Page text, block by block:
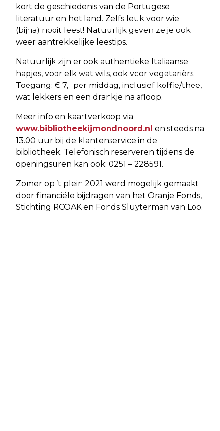
kort de geschiedenis van de Portugese
literatuur en het land. Zelfs leuk voor wie
(bijna) nooit leest! Natuurlijk geven ze je ook
weer aantrekkelijke leestips.
Natuurlijk zijn er ook authentieke Italiaanse
hapjes, voor elk wat wils, ook voor vegetariërs.
Toegang: € 7,- per middag, inclusief koffie/thee,
wat lekkers en een drankje na afloop.
Meer info en kaartverkoop via
www.bibliotheekijmondnoord.nl en steeds na
13.00 uur bij de klantenservice in de
bibliotheek. Telefonisch reserveren tijdens de
openingsuren kan ook: 0251 – 228591.
Zomer op ’t plein 2021 werd mogelijk gemaakt
door financiële bijdragen van het Oranje Fonds,
Stichting RCOAK en Fonds Sluyterman van Loo.